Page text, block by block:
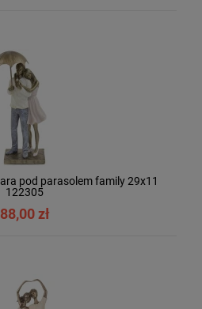
pod parasolem family 29x11
122305
88,00 zł